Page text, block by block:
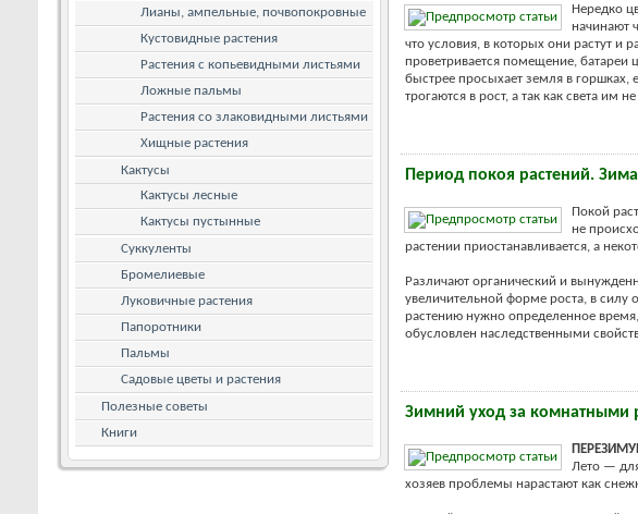
Нередко
начинают
что условия, в которых они растут и
проветривается помещение, батареи
быстрее просыхает земля в горшках,
трогаются в рост, а так как света им
Период покоя растений. Зима
Покой
не
растении приостанавливается, а
Различают органический и
увеличительной форме роста, в силу
растению нужно определенное
обусловлен наследственными
Зимний уход за комнатными
Лето —
хозяев проблемы нарастают как
Лианы, ампельные, почвопокровные
Кустовидные растения
Растения с копьевидными листьями
Ложные пальмы
Растения со злаковидными листьями
Хищные растения
Кактусы
Кактусы лесные
Кактусы пустынные
Суккуленты
Бромелиевые
Луковичные растения
Папоротники
Пальмы
Садовые цветы и растения
Полезные советы
Книги